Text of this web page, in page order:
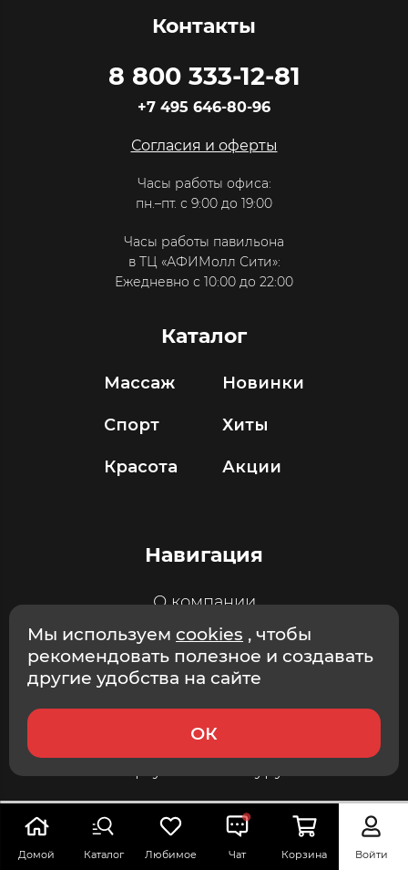
Домой Каталог Любимое Чат Корзина Войти
купить сейчас
Доставка
9 августа
Мы используем cookies , чтобы
рекомендовать полезное и создавать
другие удобства на сайте
ОК
Контакты
8 800 333-12-81
+7 495 646-80-96
Согласия и оферты
Часы работы офиса:
пн.–пт. с 9:00 до 19:00
Часы работы павильона
в ТЦ «АФИМолл Сити»:
Ежедневно с 10:00 до 22:00
Каталог
Массаж
Спорт
Красота
Новинки
Хиты
Акции
Навигация
О компании
Магазины
Марафон
Сервисный центр
Оплата
Доставка